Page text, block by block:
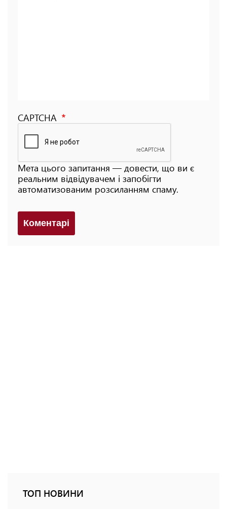
CAPTCHA
Мета цього запитання — довести, що ви є
реальним відвідувачем і запобігти
автоматизованим розсиланням спаму.
Коментарi
ТОП НОВИНИ